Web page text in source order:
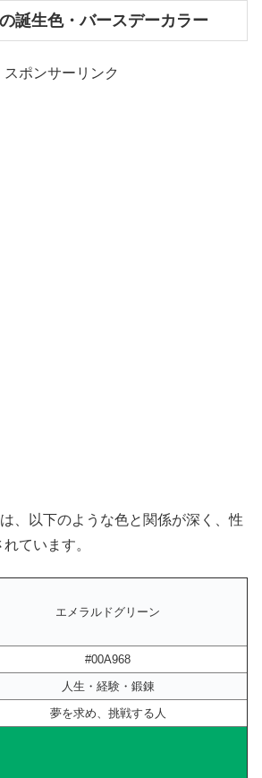
誕生色・バースデーカラー
スポンサーリンク
、以下のような色と関係が深く、性
ています。
エメラルドグリーン
#00A968
人生・経験・鍛錬
夢を求め、挑戦する人